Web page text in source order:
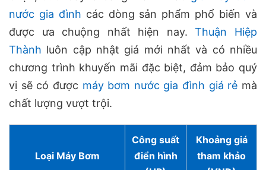
nước gia đình các dòng sản phẩm phổ biến và
được ưa chuộng nhất hiện nay.Thuận Hiệp
Thành luôn cập nhật giá mới nhất và có nhiều
chương trình khuyến mãi đặc biệt, đảm bảo quý
vị sẽ có được máy bơm nước gia đình giá rẻ mà
chất lượng vượt trội.
Loại Máy Bơm
Công suất
điển hình
Khoảng giá
tham khảo